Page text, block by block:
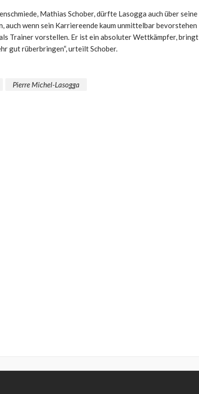
Mathias Schober, dürfte Lasogga auch über seine
auch wenn sein Karriereende kaum unmittelbar bevorstehen
Trainer vorstellen. Er ist ein absoluter Wettkämpfer, bringt
gut rüberbringen“, urteilt Schober.
Pierre Michel-Lasogga